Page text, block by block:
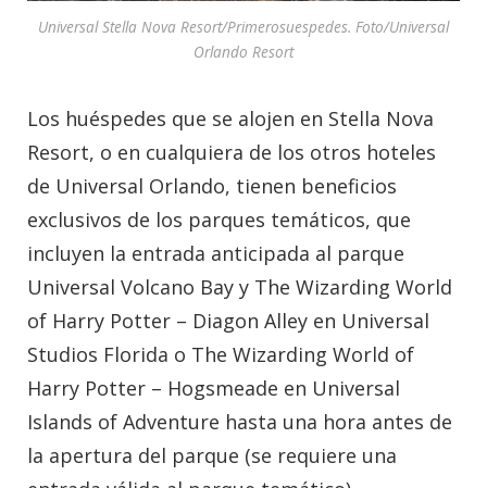
Universal Stella Nova Resort/Primerosuespedes. Foto/Universal
Orlando Resort
Los huéspedes que se alojen en Stella Nova
Resort, o en cualquiera de los otros hoteles
de Universal Orlando, tienen beneficios
exclusivos de los parques temáticos, que
incluyen la entrada anticipada al parque
Universal Volcano Bay y The Wizarding World
of Harry Potter – Diagon Alley en Universal
Studios Florida o The Wizarding World of
Harry Potter – Hogsmeade en Universal
Islands of Adventure hasta una hora antes de
la apertura del parque (se requiere una